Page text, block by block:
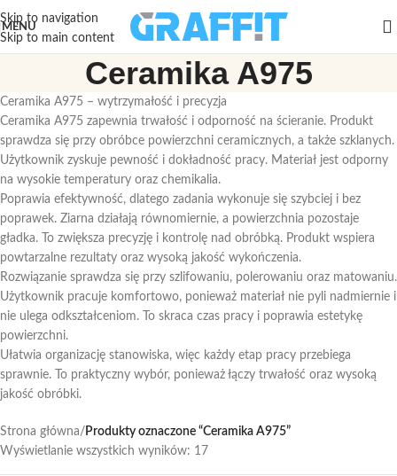
Skip to navigation
Skip to main content
MENU
Ceramika A975
Ceramika A975 – wytrzymałość i precyzja
Ceramika A975 zapewnia trwałość i odporność na ścieranie. Produkt
sprawdza się przy obróbce powierzchni ceramicznych, a także szklanych.
Użytkownik zyskuje pewność i dokładność pracy. Materiał jest odporny
na wysokie temperatury oraz chemikalia.
Poprawia efektywność, dlatego zadania wykonuje się szybciej i bez
poprawek. Ziarna działają równomiernie, a powierzchnia pozostaje
gładka. To zwiększa precyzję i kontrolę nad obróbką. Produkt wspiera
powtarzalne rezultaty oraz wysoką jakość wykończenia.
Rozwiązanie sprawdza się przy szlifowaniu, polerowaniu oraz matowaniu.
Użytkownik pracuje komfortowo, ponieważ materiał nie pyli nadmiernie i
nie ulega odkształceniom. To skraca czas pracy i poprawia estetykę
powierzchni.
Ułatwia organizację stanowiska, więc każdy etap pracy przebiega
sprawnie. To praktyczny wybór, ponieważ łączy trwałość oraz wysoką
jakość obróbki.
Strona główna/ Produkty oznaczone “Ceramika A975”
Wyświetlanie wszystkich wyników: 17